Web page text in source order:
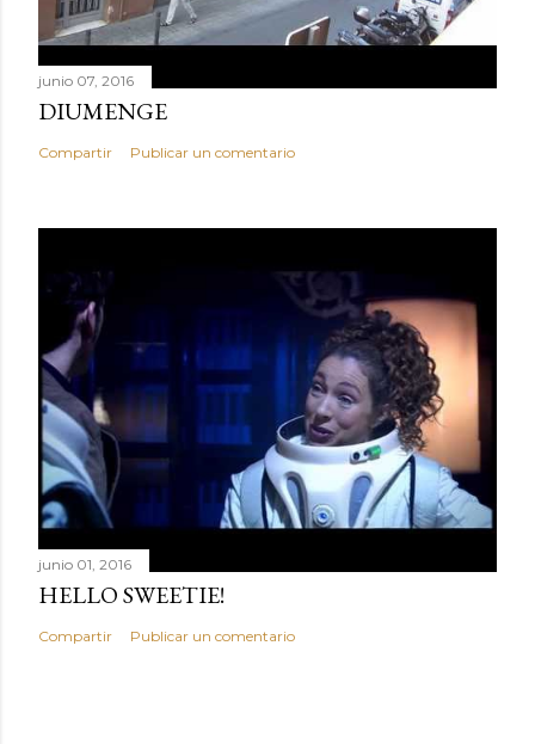
junio 07, 2016
DIUMENGE
Compartir Publicar un comentario
junio 01, 2016
HELLO SWEETIE!
Compartir Publicar un comentario